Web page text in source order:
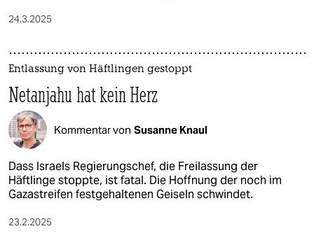
24.3.2025
Entlassung von Häftlingen gestoppt
Netanjahu hat kein Herz
Kommentar von Susanne Knaul
Dass Israels Regierungschef, die Freilassung der
Häftlinge stoppte, ist fatal. Die Hoffnung der noch im
Gazastreifen festgehaltenen Geiseln schwindet.
23.2.2025